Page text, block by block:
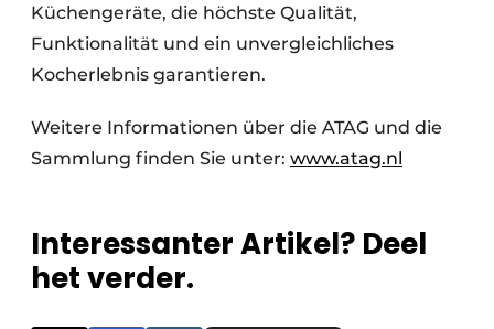
Küchengeräte, die höchste Qualität,
Funktionalität und ein unvergleichliches
Kocherlebnis garantieren.
Weitere Informationen über die ATAG und die
Sammlung finden Sie unter: www.atag.nl
Interessanter Artikel? Deel
het verder.